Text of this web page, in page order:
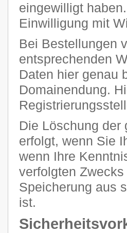
eingewilligt
Einwilligung mit
Bei Bestellungen
entsprechenden
Daten hier genau
Domainendung.
Die Löschung der
erfolgt, wenn Sie
wenn Ihre
verfolgten
Speicherung aus
ist.